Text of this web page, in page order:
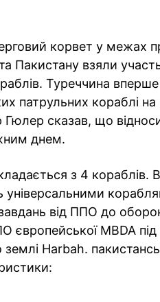
корвет у межах
Пакистану взяли
Туреччина вперше
патрульних кораблі
Гюлер сказав, що
днем.
з 4 кораблів.
універсальними
завдань від ППО до
європейської MBDA
землі Harbah.